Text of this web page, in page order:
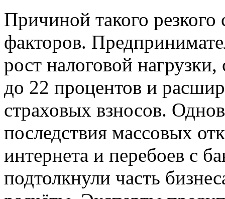
Причиной такого резкого
факторов.
рост налоговой
до 22 процентов и
страховых взносов.
последствия массовых
интернета и перебоев с
подтолкнули часть